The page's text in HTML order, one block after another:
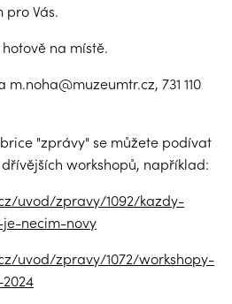
pro Vás.
na místě.
731 110
"zprávy" se můžete podívat
workshopů, například:
uvod/zpravy/1092/kazdy-
necim-novy
uvod/zpravy/1072/workshopy-